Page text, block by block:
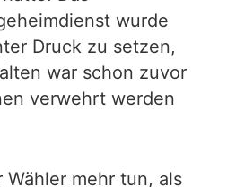
wurde
Druck zu setzen,
war schon zuvor
verwehrt werden
mehr tun, als